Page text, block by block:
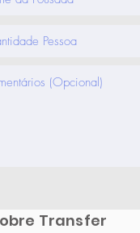
Transfer